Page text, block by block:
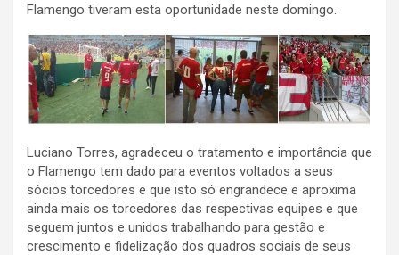
Flamengo tiveram esta oportunidade neste domingo.
Luciano Torres, agradeceu o tratamento e importância que
o Flamengo tem dado para eventos voltados a seus
sócios torcedores e que isto só engrandece e aproxima
ainda mais os torcedores das respectivas equipes e que
seguem juntos e unidos trabalhando para gestão e
crescimento e fidelização dos quadros sociais de seus